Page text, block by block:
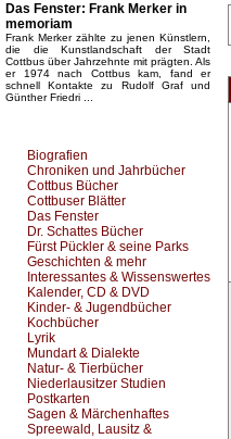
Das Fenster: Frank Merker in
memoriam
Frank Merker zählte zu jenen Künstlern,
die die Kunstlandschaft der Stadt
Cottbus über Jahrzehnte mit prägten. Als
er 1974 nach Cottbus kam, fand er
schnell Kontakte zu Rudolf Graf und
Günther Friedri ...
Biografien
Chroniken und Jahrbücher
Cottbus Bücher
Cottbuser Blätter
Das Fenster
Dr. Schattes Bücher
Fürst Pückler & seine Parks
Geschichten & mehr
Interessantes & Wissenswertes
Kalender, CD & DVD
Kinder- & Jugendbücher
Kochbücher
Lyrik
Mundart & Dialekte
Natur- & Tierbücher
Niederlausitzer Studien
Postkarten
Sagen & Märchenhaftes
Spreewald, Lausitz &